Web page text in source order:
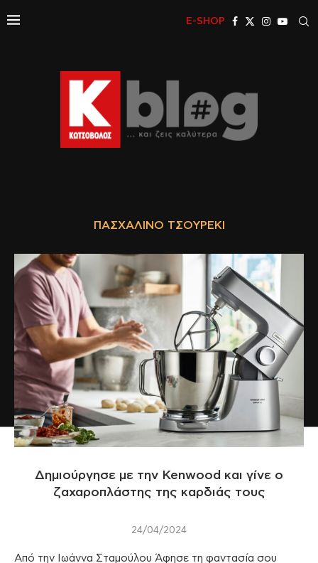
E-SHOP
ΠΑΣΧΑΛΙΝΌ ΤΣΟΥΡΈΚΙ
Δημιούργησε με την Kenwood και γίνε ο
ζαχαροπλάστης της καρδιάς τους
24/04/2024
Από την Ιωάννα Σταμούλου Άφησε τη φαντασία σου